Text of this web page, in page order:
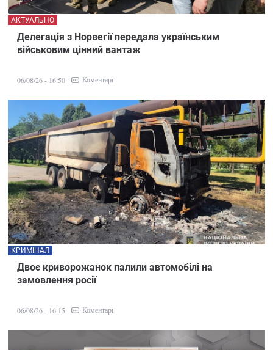
Делегація з Норвегії передала українським
військовим цінний вантаж
АКТУАЛЬНО
06/08/26 - 16:50 Коментарі
Двоє криворожанок палили автомобілі на
замовлення росії
КРИМІНАЛ
06/08/26 - 16:15 Коментарі